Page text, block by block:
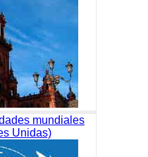
mundiales
Unidas)